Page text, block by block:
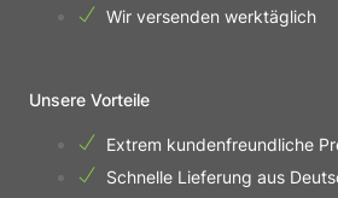
Wir versenden werktäglich
Unsere Vorteile
Extrem kundenfreundliche
Schnelle Lieferung aus